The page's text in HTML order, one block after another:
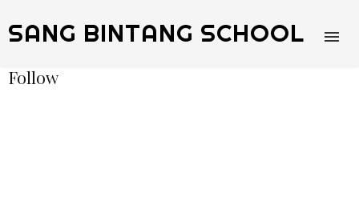
SANG BINTANG SCHOOL
Follow